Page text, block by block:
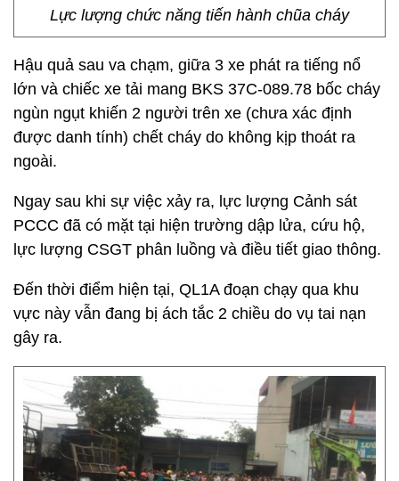
Lực lượng chức năng tiến hành chũa cháy
Hậu quả sau va chạm, giữa 3 xe phát ra tiếng nổ
lớn và chiếc xe tải mang BKS 37C-089.78 bốc cháy
ngùn ngụt khiến 2 người trên xe (chưa xác định
được danh tính) chết cháy do không kịp thoát ra
ngoài.
Ngay sau khi sự việc xảy ra, lực lượng Cảnh sát
PCCC đã có mặt tại hiện trường dập lửa, cứu hộ,
lực lượng CSGT phân luồng và điều tiết giao thông.
Đến thời điểm hiện tại, QL1A đoạn chạy qua khu
vực này vẫn đang bị ách tắc 2 chiều do vụ tai nạn
gây ra.